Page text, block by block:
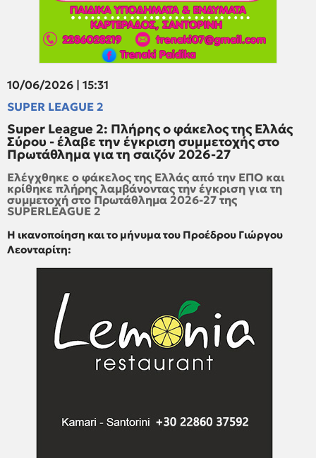
10/06/2026 | 15:31
SUPER LEAGUE 2
Super League 2: Πλήρης ο φάκελος της Ελλάς
Σύρου - έλαβε την έγκριση συμμετοχής στο
Πρωτάθλημα για τη σαιζόν 2026-27
Ελέγχθηκε ο φάκελος της Ελλάς από την ΕΠΟ και
κρίθηκε πλήρης λαμβάνοντας την έγκριση για τη
συμμετοχή στο Πρωτάθλημα 2026-27 της
SUPERLEAGUE 2
Η ικανοποίηση και το μήνυμα του Προέδρου Γιώργου
Λεονταρίτη: